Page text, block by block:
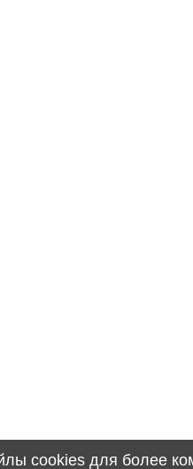
cookies для более